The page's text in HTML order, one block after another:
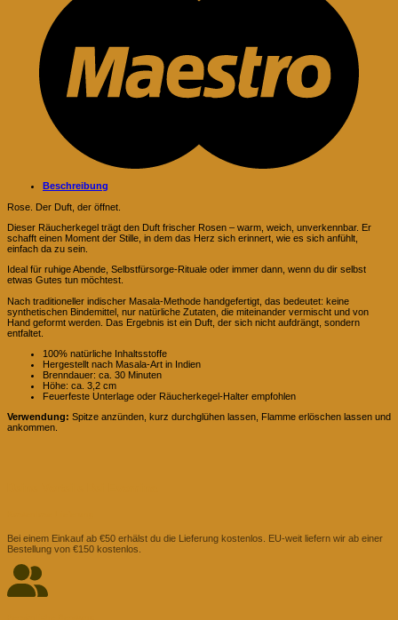
Beschreibung
Rose. Der Duft, der öffnet.
Dieser Räucherkegel trägt den Duft frischer Rosen – warm, weich, unverkennbar. Er
schafft einen Moment der Stille, in dem das Herz sich erinnert, wie es sich anfühlt,
einfach da zu sein.
Ideal für ruhige Abende, Selbstfürsorge-Rituale oder immer dann, wenn du dir selbst
etwas Gutes tun möchtest.
Nach traditioneller indischer Masala-Methode handgefertigt, das bedeutet: keine
synthetischen Bindemittel, nur natürliche Zutaten, die miteinander vermischt und von
Hand geformt werden. Das Ergebnis ist ein Duft, der sich nicht aufdrängt, sondern
entfaltet.
100% natürliche Inhaltsstoffe
Hergestellt nach Masala-Art in Indien
Brenndauer: ca. 30 Minuten
Höhe: ca. 3,2 cm
Feuerfeste Unterlage oder Räucherkegel-Halter empfohlen
Verwendung: Spitze anzünden, kurz durchglühen lassen, Flamme erlöschen lassen und
ankommen.
Bei einem Einkauf ab €50 erhälst du die Lieferung kostenlos. EU-weit liefern wir ab einer
Bestellung von €150 kostenlos.